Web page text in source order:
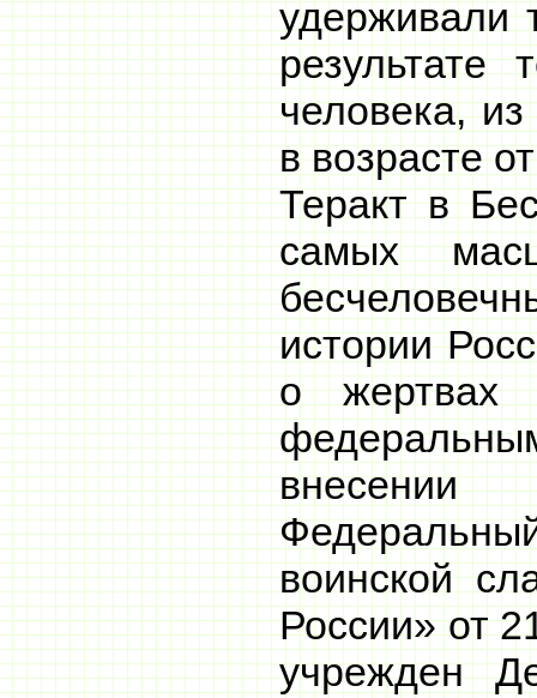
удерживали
результате
человека,
в возрасте
Теракт в
самых
истории
о жертвах
воинской
России» от
учрежден